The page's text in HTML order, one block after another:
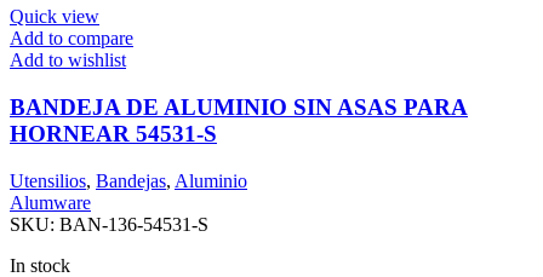
Quick view
Add to compare
Add to wishlist
BANDEJA DE ALUMINIO SIN ASAS PARA
HORNEAR 54531-S
Utensilios, Bandejas, Aluminio
Alumware
SKU: BAN-136-54531-S
In stock